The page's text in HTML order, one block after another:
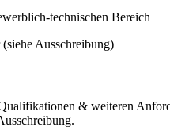
technischen Bereich
Ausschreibung)
& weiteren